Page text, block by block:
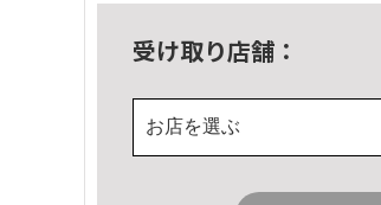
受け取り店舗：
お店を選ぶ